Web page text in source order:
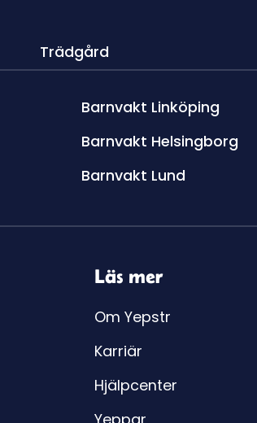
Trädgård
Barnvakt Linköping
Barnvakt Helsingborg
Barnvakt Lund
Läs mer
Om Yepstr
Karriär
Hjälpcenter